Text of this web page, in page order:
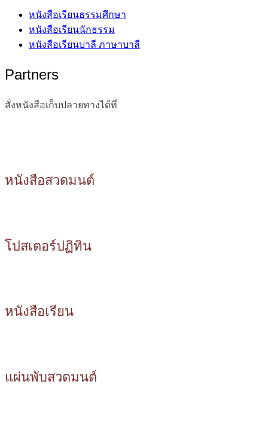
หนังสือเรียนธรรมศึกษา
หนังสือเรียนนักธรรม
หนังสือเรียนบาลี ภาษาบาลี
Partners
สั่งหนังสือเก็บปลายทางได้ที่
หนังสือสวดมนต์
โปสเตอร์ปฏิทิน
หนังสือเรียน
แผ่นพับสวดมนต์